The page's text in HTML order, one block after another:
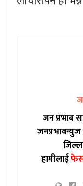
जन प्रभाब
हामीलाई